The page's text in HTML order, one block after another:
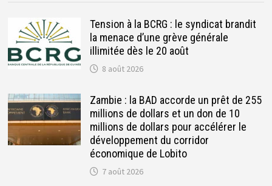
Tension à la BCRG : le syndicat brandit
la menace d’une grève générale
illimitée dès le 20 août
8 août 2026
Zambie : la BAD accorde un prêt de 255
millions de dollars et un don de 10
millions de dollars pour accélérer le
développement du corridor
économique de Lobito
7 août 2026